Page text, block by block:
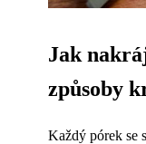
Jak
způsoby
Každý pórek se